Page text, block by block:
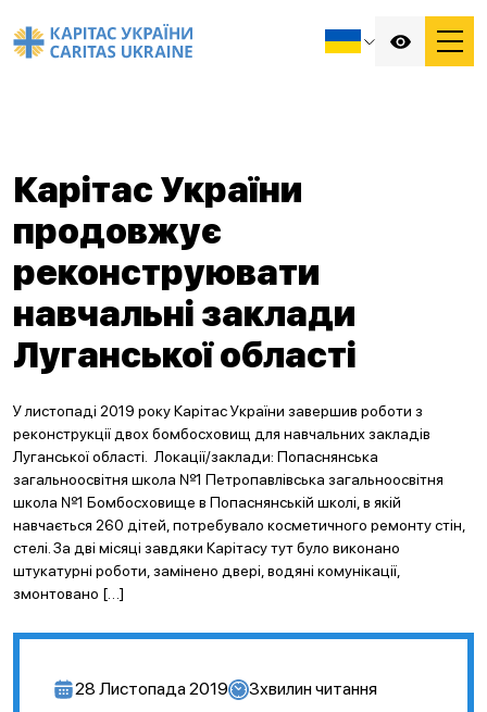
Карітас України
продовжує
реконструювати
навчальні заклади
Луганської області
У листопаді 2019 року Карітас України завершив роботи з
реконструкції двох бомбосховищ для навчальних закладів
Луганської області. Локації/заклади: Попаснянська
загальноосвітня школа №1 Петропавлівська загальноосвітня
школа №1 Бомбосховище в Попаснянській школі, в якій
навчається 260 дітей, потребувало косметичного ремонту стін,
стелі. За дві місяці завдяки Карітасу тут було виконано
штукатурні роботи, замінено двері, водяні комунікації,
змонтовано […]
28 Листопада 2019 3хвилин читання